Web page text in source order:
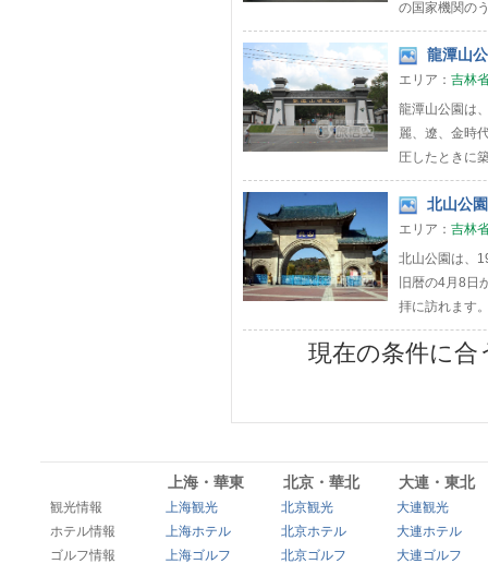
の国家機関の
龍潭山
エリア： 吉林
龍潭山公園は
麗、遼、金時
圧したときに
北山公
エリア： 吉林
北山公園は、
旧暦の4月8日
拝に訪れま
現在の条件に合
上海・華東 北京・華北 大連・東北
観光情報 上海観光 北京観光
大連観光
ホテル情報
上海ホテル 北京ホテル
大連ホテル
ゴルフ情報
上海ゴルフ 北京ゴルフ
大連ゴルフ